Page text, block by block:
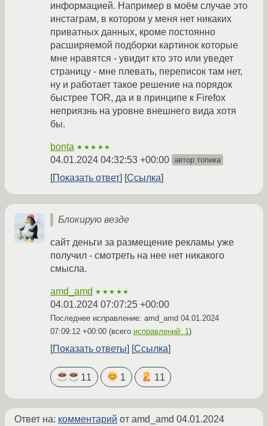
информацией. Например в моём случае это
инстаграм, в котором у меня нет никаких
приватных данных, кроме постоянно
расширяемой подборки картинок которые
мне нравятся - увидит кто это или уведет
страницу - мне плевать, переписок там нет,
ну и работает такое решение на порядок
быстрее TOR, да и в принципе к Firefox
неприязнь на уровне внешнего вида хотя
бы.
bonta ★★★★★
04.01.2024 04:32:53 +00:00 автор топика
Показать ответ Ссылка
Блокирую везде
сайт деньги за размещение рекламы уже
получил - смотреть на нее нет никакого
смысла.
amd_amd ★★★★★
04.01.2024 07:07:25 +00:00
Последнее исправление: amd_amd 04.01.2024
07:09:12 +00:00 (всего исправлений: 1)
Показать ответы Ссылка
11 1 11
Ответ на: комментарий от amd_amd 04.01.2024